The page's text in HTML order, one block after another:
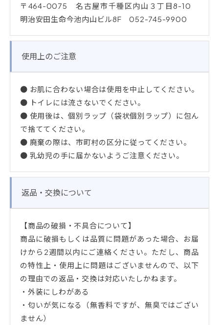
〒464-0075 名古屋市千種区内山３丁目8-10
明治安田生命今池内山ビル8F 052-745-9900
使用上のご注意
● お肌に合わない場合は使用を中止してください。
● トイレには流さないでください。
● 使用後は、個別ラップ（袋状個別ラップ）に包ん
で捨ててください。
● 廃棄の際は、市町村の区分に従ってください。
● 乳幼児の手に届かないようご注意ください。
返品・交換について
【商品の破損・不具合について】
商品に破損もしくは品質に問題があった場合、お届
けから2週間以内にご連絡ください。ただし、商品
の特性上・使用上に問題はございませんので、以下
の理由での返品・交換は対応いたしかねます。
・外装にしわがある
・匂いが気になる（無香料ですが、無臭ではござい
ません）